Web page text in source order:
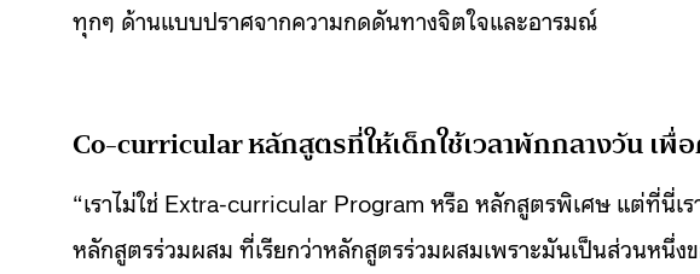
ทุกๆ ด้านแบบปราศจากความกดดันทางจิตใจและอารมณ์
Co-curricular หลักสูตรที่ให้เด็กใช้เวลาพักกลางวัน เ
“เราไม่ใช่ Extra-curricular Program หรือ หลักสูตรพิเศษ แต่ที่นี่เ
หลักสูตรร่วมผสม ที่เรียกว่าหลักสูตรร่วมผสมเพราะมันเป็นส่วนหนึ่ง